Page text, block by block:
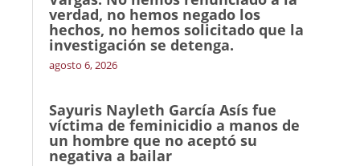
verdad, no hemos negado los
hechos, no hemos solicitado que la
investigación se detenga.
agosto 6, 2026
Sayuris Nayleth García Asís fue
víctima de feminicidio a manos de
un hombre que no aceptó su
negativa a bailar